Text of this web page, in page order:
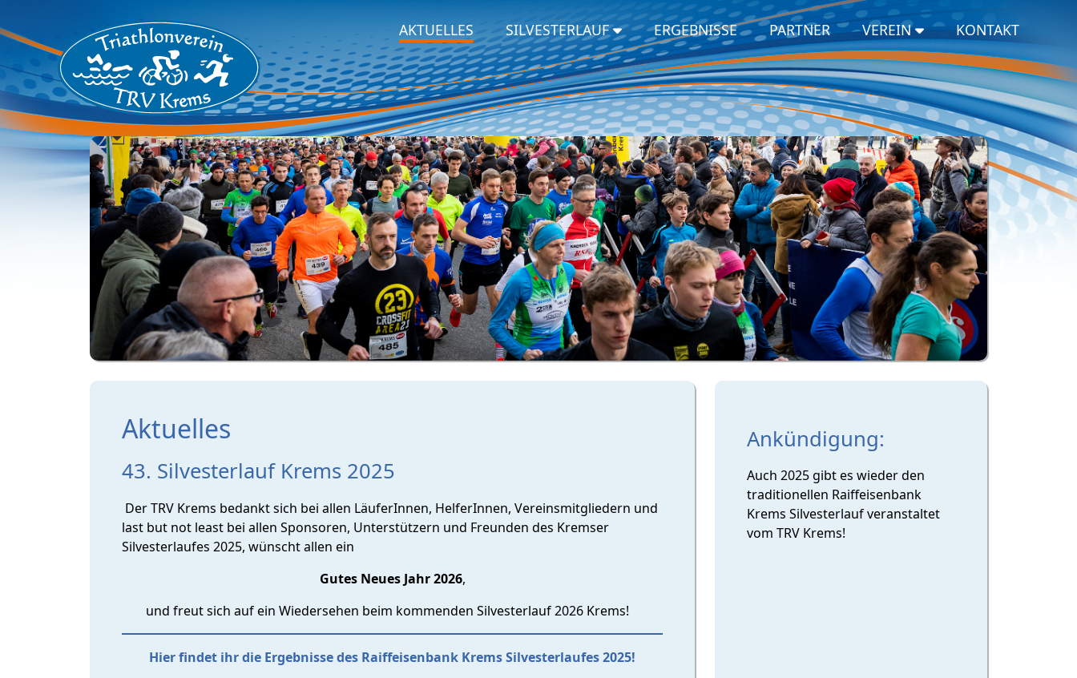
AKTUELLES SILVESTERLAUF ERGEBNISSE PARTNER VEREIN KONTAKT
Aktuelles
43. Silvesterlauf Krems 2025
Der TRV Krems bedankt sich bei allen LäuferInnen, HelferInnen, Vereinsmitgliedern und
last but not least bei allen Sponsoren, Unterstützern und Freunden des Kremser
Silvesterlaufes 2025, wünscht allen ein
Gutes Neues Jahr 2026,
und freut sich auf ein Wiedersehen beim kommenden Silvesterlauf 2026 Krems!
Hier findet ihr die Ergebnisse des Raiffeisenbank Krems Silvesterlaufes 2025!
Ankündigung:
Auch 2025 gibt es wieder den
traditionellen Raiffeisenbank
Krems Silvesterlauf veranstaltet
vom TRV Krems!